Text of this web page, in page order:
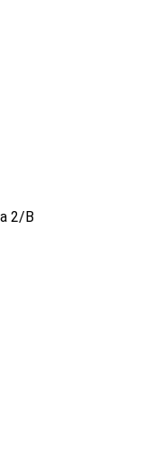
2/B